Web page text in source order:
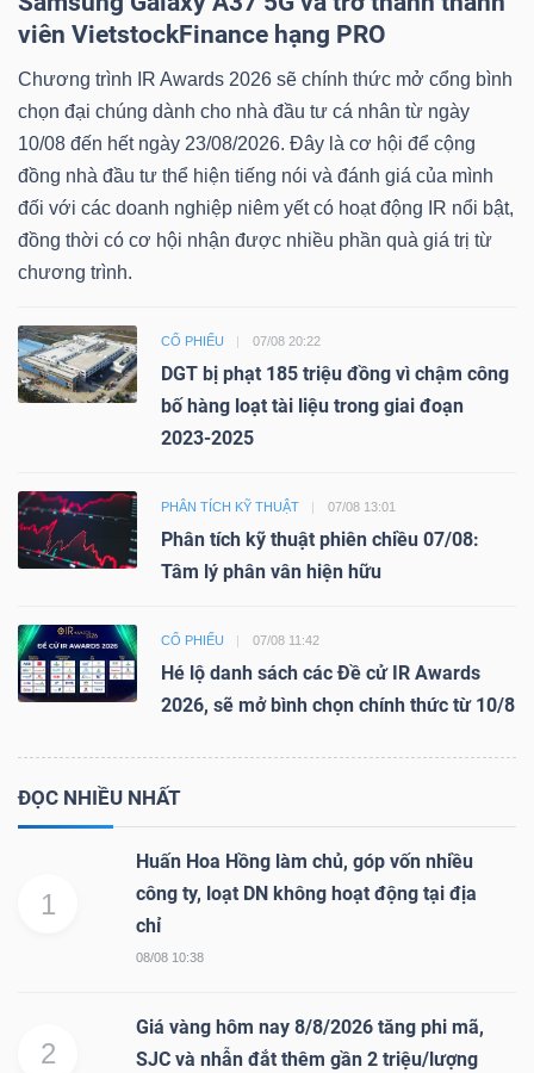
viên VietstockFinance hạng PRO
Chương trình IR Awards 2026 sẽ chính thức mở cổng bình
chọn đại chúng dành cho nhà đầu tư cá nhân từ ngày
10/08 đến hết ngày 23/08/2026. Đây là cơ hội để cộng
đồng nhà đầu tư thể hiện tiếng nói và đánh giá của mình
đối với các doanh nghiệp niêm yết có hoạt động IR nổi bật,
đồng thời có cơ hội nhận được nhiều phần quà giá trị từ
chương trình.
CỔ PHIẾU 07/08 20:22
DGT bị phạt 185 triệu đồng vì chậm công
bố hàng loạt tài liệu trong giai đoạn
2023-2025
PHÂN TÍCH KỸ THUẬT 07/08 13:01
Phân tích kỹ thuật phiên chiều 07/08:
Tâm lý phân vân hiện hữu
CỔ PHIẾU 07/08 11:42
Hé lộ danh sách các Đề cử IR Awards
2026, sẽ mở bình chọn chính thức từ 10/8
ĐỌC NHIỀU NHẤT
1
Huấn Hoa Hồng làm chủ, góp vốn nhiều
công ty, loạt DN không hoạt động tại địa
chỉ
08/08 10:38
2
Giá vàng hôm nay 8/8/2026 tăng phi mã,
SJC và nhẫn đắt thêm gần 2 triệu/lượng